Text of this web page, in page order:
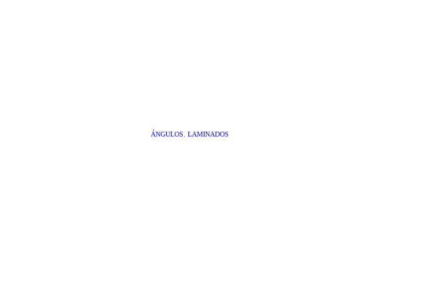
ÁNGULOS LAMINADOS